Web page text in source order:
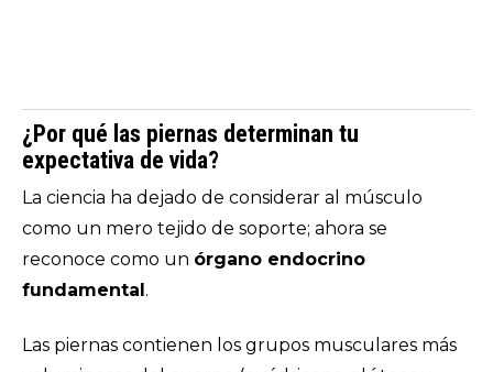
¿Por qué las piernas determinan tu
expectativa de vida?
La ciencia ha dejado de considerar al músculo
como un mero tejido de soporte; ahora se
reconoce como un órgano endocrino
fundamental.
Las piernas contienen los grupos musculares más